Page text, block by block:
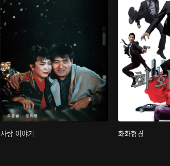
사랑 이야기 화화형경